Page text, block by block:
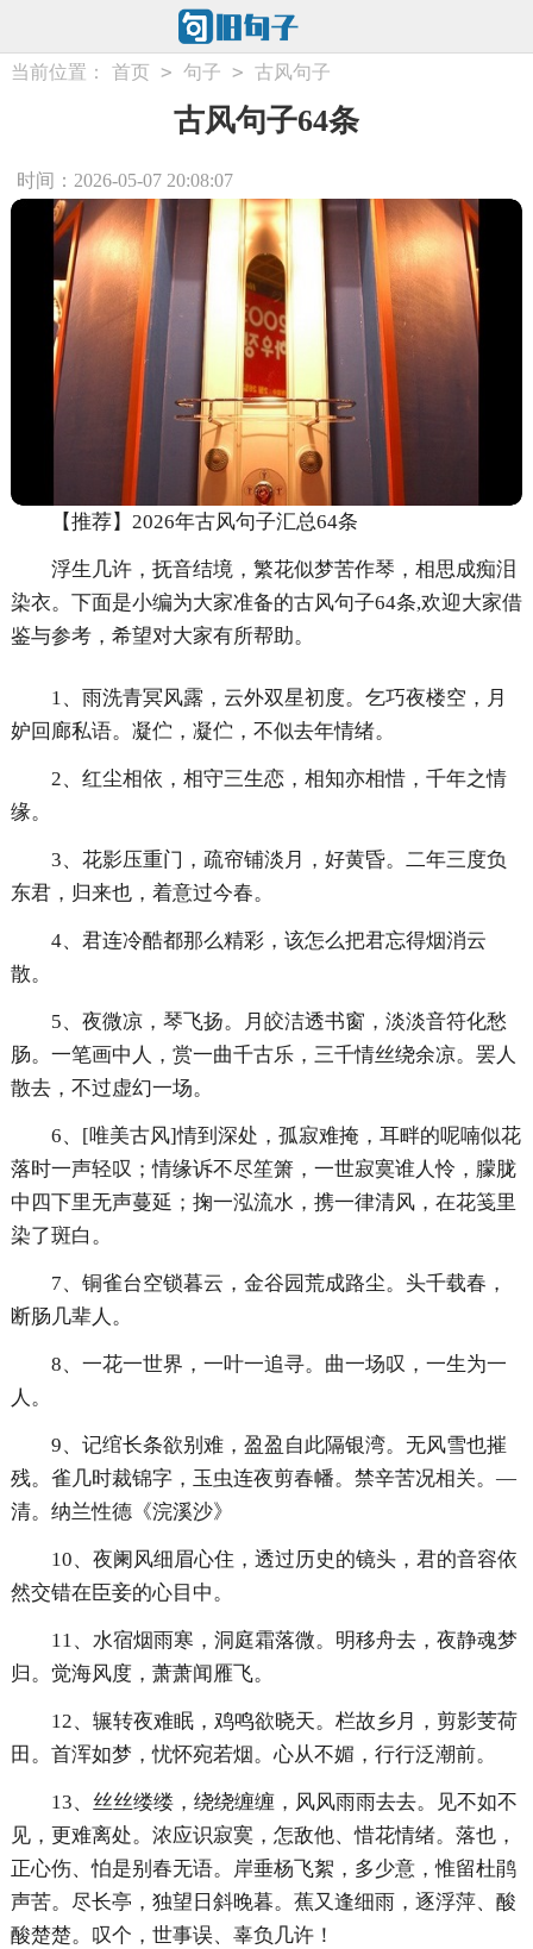
当前位置： 首页 > 句子 > 古风句子
古风句子64条
时间：2026-05-07 20:08:07
【推荐】2026年古风句子汇总64条
浮生几许，抚音结境，繁花似梦苦作琴，相思成痴泪
染衣。下面是小编为大家准备的古风句子64条,欢迎大家借
鉴与参考，希望对大家有所帮助。
1、雨洗青冥风露，云外双星初度。乞巧夜楼空，月
妒回廊私语。凝伫，凝伫，不似去年情绪。
2、红尘相依，相守三生恋，相知亦相惜，千年之情
缘。
3、花影压重门，疏帘铺淡月，好黄昏。二年三度负
东君，归来也，着意过今春。
4、君连冷酷都那么精彩，该怎么把君忘得烟消云
散。
5、夜微凉，琴飞扬。月皎洁透书窗，淡淡音符化愁
肠。一笔画中人，赏一曲千古乐，三千情丝绕余凉。罢人
散去，不过虚幻一场。
6、[唯美古风]情到深处，孤寂难掩，耳畔的呢喃似花
落时一声轻叹；情缘诉不尽笙箫，一世寂寞谁人怜，朦胧
中四下里无声蔓延；掬一泓流水，携一律清风，在花笺里
染了斑白。
7、铜雀台空锁暮云，金谷园荒成路尘。头千载春，
断肠几辈人。
8、一花一世界，一叶一追寻。曲一场叹，一生为一
人。
9、记绾长条欲别难，盈盈自此隔银湾。无风雪也摧
残。雀几时裁锦字，玉虫连夜剪春幡。禁辛苦况相关。—
清。纳兰性德《浣溪沙》
10、夜阑风细眉心住，透过历史的镜头，君的音容依
然交错在臣妾的心目中。
11、水宿烟雨寒，洞庭霜落微。明移舟去，夜静魂梦
归。觉海风度，萧萧闻雁飞。
12、辗转夜难眠，鸡鸣欲晓天。栏故乡月，剪影芰荷
田。首浑如梦，忧怀宛若烟。心从不媚，行行泛潮前。
13、丝丝缕缕，绕绕缠缠，风风雨雨去去。见不如不
见，更难离处。浓应识寂寞，怎敌他、惜花情绪。落也，
正心伤、怕是别春无语。岸垂杨飞絮，多少意，惟留杜鹃
声苦。尽长亭，独望日斜晚暮。蕉又逢细雨，逐浮萍、酸
酸楚楚。叹个，世事误、辜负几许！